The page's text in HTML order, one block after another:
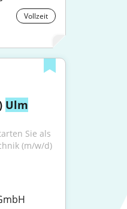
Vollzeit
Ulm
Sie als
Sicherheitstechnik (m/w/d)